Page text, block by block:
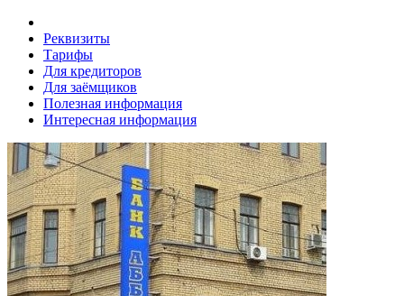
Реквизиты
Тарифы
Для кредиторов
Для заёмщиков
Полезная информация
Интересная информация